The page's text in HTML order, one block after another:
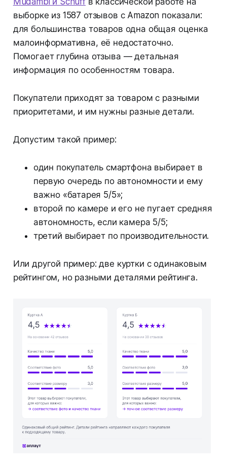
выборке из 1587 отзывов с Amazon показали:
для большинства товаров одна общая оценка
малоинформативна, её недостаточно.
Помогает глубина отзыва — детальная
информация по особенностям товара.
Покупатели приходят за товаром с разными
приоритетами, и им нужны разные детали.
Допустим такой пример:
один покупатель смартфона выбирает в
первую очередь по автономности и ему
важно «батарея 5/5»;
второй по камере и его не пугает средняя
автономность, если камера 5/5;
третий выбирает по производительности.
Или другой пример: две куртки с одинаковым
рейтингом, но разными деталями рейтинга.